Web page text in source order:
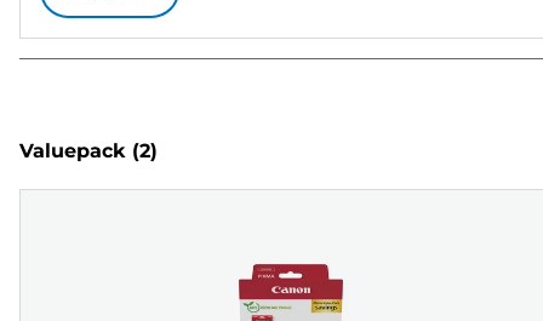
Valuepack (2)